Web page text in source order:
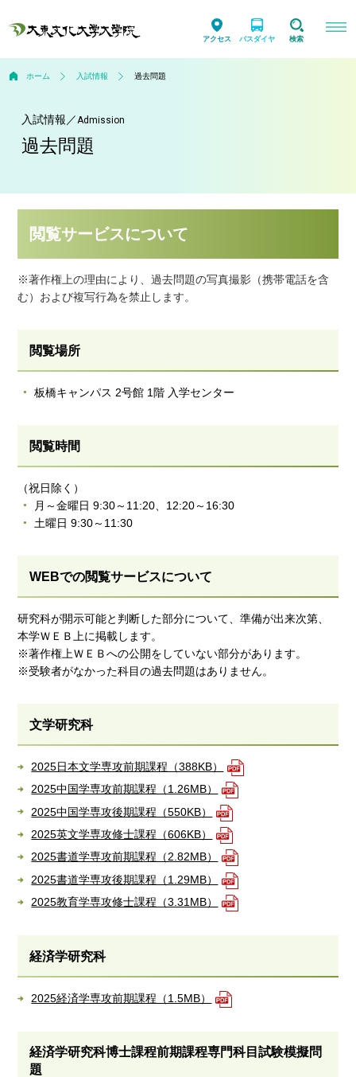
アクセス バスダイヤ 検索
ホーム 入試情報 過去問題
入試情報 ／Admission
過去問題
閲覧サービスについて
※著作権上の理由により、過去問題の写真撮影（携帯電話を含
む）および複写行為を禁止します。
閲覧場所
板橋キャンパス 2号館 1階 入学センター
閲覧時間
（祝日除く）
月～金曜日 9:30～11:20、12:20～16:30
土曜日 9:30～11:30
WEBでの閲覧サービスについて
研究科が開示可能と判断した部分について、準備が出来次第、
本学ＷＥＢ上に掲載します。
※著作権上ＷＥＢへの公開をしていない部分があります。
※受験者がなかった科目の過去問題はありません。
文学研究科
2025日本文学専攻前期課程（388KB）
2025中国学専攻前期課程（1.26MB）
2025中国学専攻後期課程（550KB）
2025英文学専攻修士課程（606KB）
2025書道学専攻前期課程（2.82MB）
2025書道学専攻後期課程（1.29MB）
2025教育学専攻修士課程（3.31MB）
経済学研究科
2025経済学専攻前期課程（1.5MB）
経済学研究科博士課程前期課程専門科目試験模擬問
題